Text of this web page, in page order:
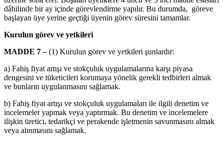
dâhilinde bir ay içinde görevlendirme yapılır. Bu durumda, göreve
başlayan üye yerine geçtiği üyenin görev süresini tamamlar.
Kurulun görev ve yetkileri
MADDE 7 –(1) Kurulun görev ve yetkileri şunlardır:
a) Fahiş fiyat artışı ve stokçuluk uygulamalarına karşı piyasa
dengesini ve tüketicileri korumaya yönelik gerekli tedbirleri almak
ve bunların uygulanmasını sağlamak.
b) Fahiş fiyat artışı ve stokçuluk uygulamaları ile ilgili denetim ve
incelemeler yapmak veya yaptırmak. Bu denetim ve incelemelere
ilişkin üretici, tedarikçi ve perakende işletmenin savunmasını almak
veya alınmasını sağlamak.